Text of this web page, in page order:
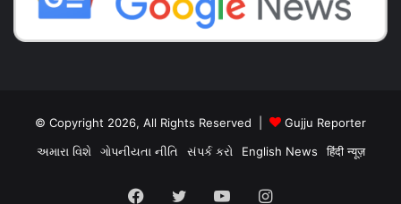
© Copyright 2026, All Rights Reserved |
Gujju Reporter
અમારા વિશે
ગોપનીયતા નીતિ સંપર્ક કરો English News हिंदी न्यूज़
Facebook
Twitter YouTubeInstagram